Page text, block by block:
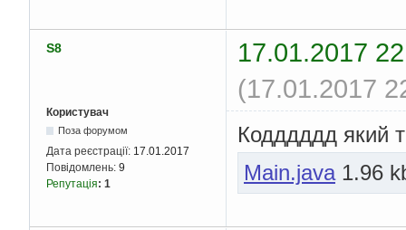
S8
17.01.2017
(17.01.2017
Користувач
Поза форумом
Дата реєстрації: 17.01.2017
Повідомлень: 9
Репутація: 1
Кодддддд який
Main.java1.96